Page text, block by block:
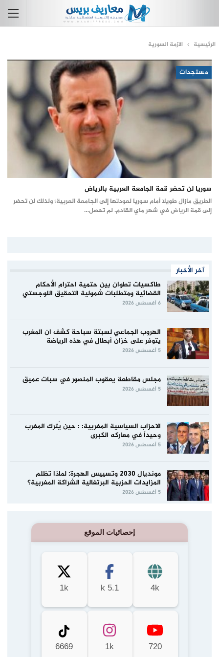
الرئيسية الازمة السورية
مستجدات
سوريا لن تحضر قمة الجامعة العربية بالرياض
الطريق مازال طويلا أمام سوريا لعودتها إلى الجامعة العربية؛ ولذلك لن تحضر
إلى قمة الرياض في شهر ماي القادم. لم تحصل…
آخر الأخبار
طاكسيات تطوان بين حتمية احترام الأحكام
القضائية ومتطلبات شمولية التحقيق اللوجستي
6 أغسطس 2026
الهروب الجماعي لسبتة سباحة كشف ان المغرب
يتوفر على خزان أبطال في هذه الرياضة
5 أغسطس 2026
مجلس مقاطعة يعقوب المنصور في سبات عميق
5 أغسطس 2026
الاحزاب السياسية المغربية: : حين يُترك المغرب
وحيداً في معاركه الكبرى
5 أغسطس 2026
مونديال 2030 وتسييس الهجرة: لماذا تظلم
المزايدات الحزبية البرتغالية الشراكة المغربية؟
5 أغسطس 2026
إحصائيات الموقع
4k
5.1 k
1k
720
1k
6669